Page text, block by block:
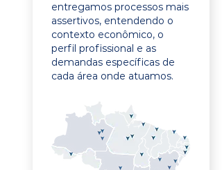
entregamos processos mais
assertivos, entendendo o
contexto econômico, o
perfil profissional e as
demandas específicas de
cada área onde atuamos.